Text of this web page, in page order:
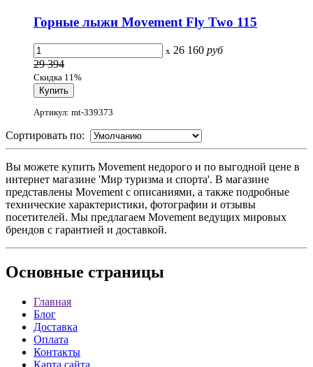
Горные лыжи Movement Fly Two 115
x 26 160 руб
29 394
Скидка 11%
Артикул: mt-339373
Сортировать по:
Вы можете купить Movement недорого и по выгодной цене в
интернет магазине 'Мир туризма и спорта'. В магазине
представлены Movement с описаниями, а также подробные
технические характеристики, фотографии и отзывы
посетителей. Мы предлагаем Movement ведущих мировых
брендов с гарантией и доставкой.
Основные страницы
Главная
Блог
Доставка
Оплата
Контакты
Карта сайта